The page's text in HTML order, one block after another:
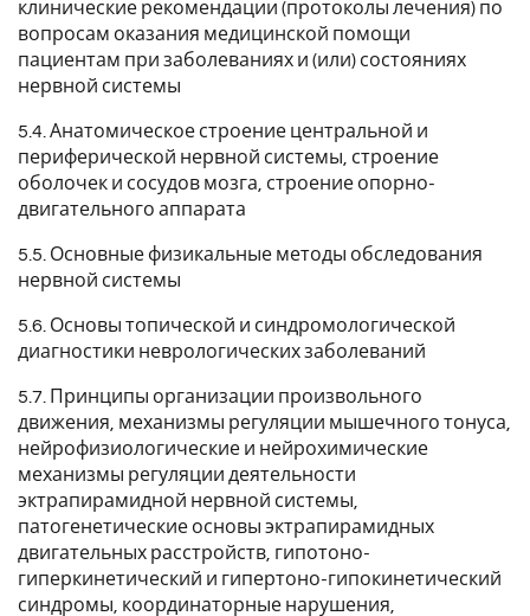
клинические рекомендации (протоколы лечения) по
вопросам оказания медицинской помощи
пациентам при заболеваниях и (или) состояниях
нервной системы
5.4. Анатомическое строение центральной и
периферической нервной системы, строение
оболочек и сосудов мозга, строение опорно-
двигательного аппарата
5.5. Основные физикальные методы обследования
нервной системы
5.6. Основы топической и синдромологической
диагностики неврологических заболеваний
5.7. Принципы организации произвольного
движения, механизмы регуляции мышечного тонуса,
нейрофизиологические и нейрохимические
механизмы регуляции деятельности
эктрапирамидной нервной системы,
патогенетические основы эктрапирамидных
двигательных расстройств, гипотоно-
гиперкинетический и гипертоно-гипокинетический
синдромы, координаторные нарушения,